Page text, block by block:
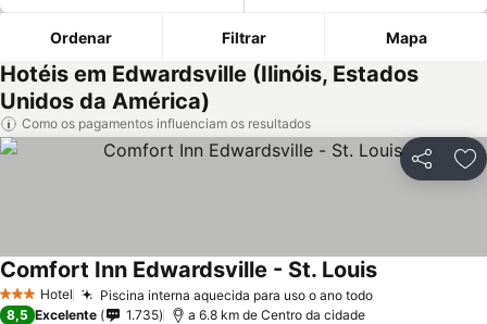
Ordenar Filtrar Mapa
Hotéis em Edwardsville (Ilinóis, Estados
Unidos da América)
Como os pagamentos influenciam os resultados
Partilhar
3 EstrelasHotel Piscina interna aquecida para uso o ano todoVer preços
Comfort Inn Edwardsville - St. LouisVer preços
8,5 Excelente 1.735 a 6.8 km de Centro da cidade